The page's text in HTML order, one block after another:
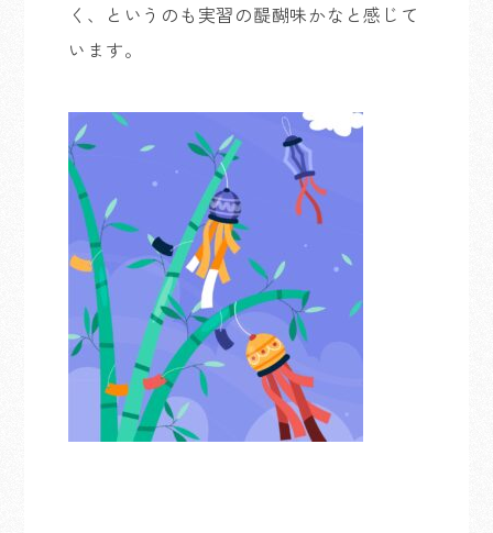
く、というのも実習の醍醐味かなと感じて
います。